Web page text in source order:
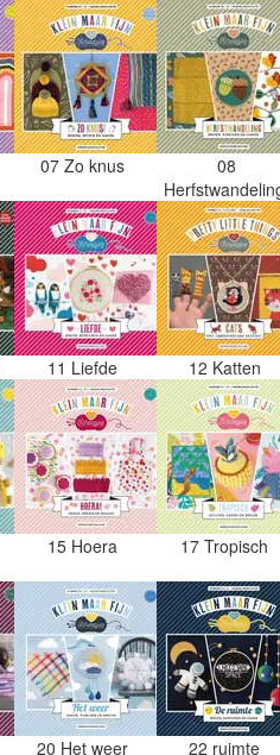
07 Zo knus
08
11 Liefde 12 Katten
15 Hoera 17 Tropisch
20 Het weer 22 ruimte